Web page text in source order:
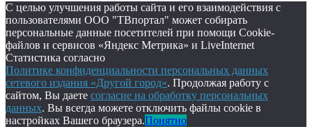
С целью улучшения работы сайта и его взаимодействия с
пользователями ООО "ТВпортал" может собирать
персональные данные посетителей при помощи Cookie-
файлов и сервисов «Яндекс Метрика» и LiveInternet
Статистика согласно
Политике конфиденциальности персональных данных
сетевого издания «Другой город». Продолжая работу с
сайтом, Вы даете согласие на обработку персональных
данных. Вы всегда можете отключить файлы cookie в
настройках Вашего браузера.Понятно